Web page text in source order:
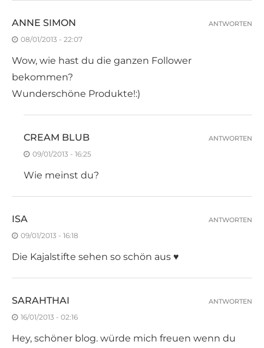
ANNE SIMON
08/01/2013 - 22:07
Wow, wie hast du die ganzen Follower
bekommen?
Wunderschöne Produkte!:)
ANTWORTEN
CREAM BLUB
09/01/2013 - 16:25
Wie meinst du?
ANTWORTEN
ISA
09/01/2013 - 16:18
Die Kajalstifte sehen so schön aus ♥
ANTWORTEN
SARAHTHAI
16/01/2013 - 02:16
Hey, schöner blog. würde mich freuen wenn du
ANTWORTEN